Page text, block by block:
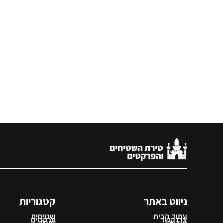
ניווט באתר
עמוד הבית
צרו קשר
קטגוריות
שטיחים
פרקטים